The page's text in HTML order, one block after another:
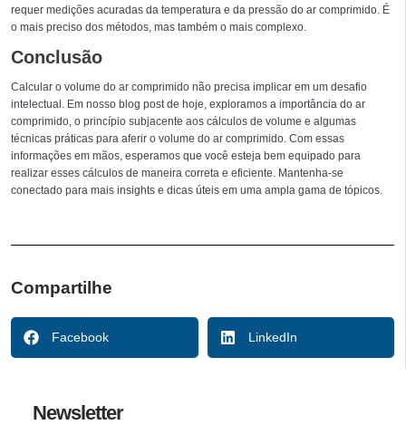
requer medições acuradas da temperatura e da pressão do ar comprimido. É
o mais preciso dos métodos, mas também o mais complexo.
Conclusão
Calcular o volume do ar comprimido não precisa implicar em um desafio
intelectual. Em nosso blog post de hoje, exploramos a importância do ar
comprimido, o princípio subjacente aos cálculos de volume e algumas
técnicas práticas para aferir o volume do ar comprimido. Com essas
informações em mãos, esperamos que você esteja bem equipado para
realizar esses cálculos de maneira correta e eficiente. Mantenha-se
conectado para mais insights e dicas úteis em uma ampla gama de tópicos.
Compartilhe
Facebook LinkedIn
Newsletter